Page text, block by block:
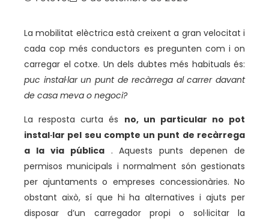
La mobilitat elèctrica està creixent a gran velocitat i
cada cop més conductors es pregunten com i on
carregar el cotxe. Un dels dubtes més habituals és:
puc instal·lar un punt de recàrrega al carrer davant
de casa meva o negoci?
La resposta curta és no, un particular no pot
instal·lar pel seu compte un punt de recàrrega
a la via pública. Aquests punts depenen de
permisos municipals i normalment són gestionats
per ajuntaments o empreses concessionàries. No
obstant això, sí que hi ha alternatives i ajuts per
disposar d’un carregador propi o sol·licitar la